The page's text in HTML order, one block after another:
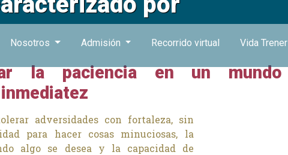
Nosotros Admisión Recorrido virtual Vida Trener
la paciencia en un mundo
adversidades con fortaleza, sin
para hacer cosas minuciosas, la
algo se desea y la capacidad de